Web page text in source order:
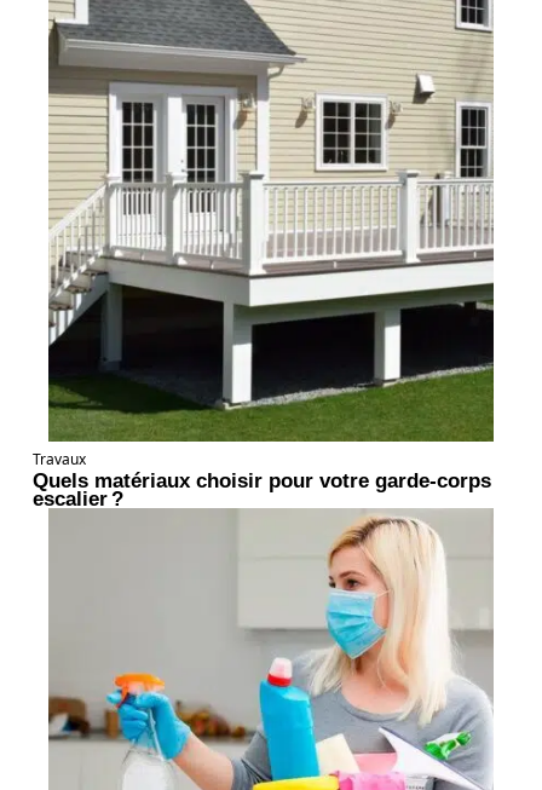
Travaux
Quels matériaux choisir pour votre garde-corps
escalier ?